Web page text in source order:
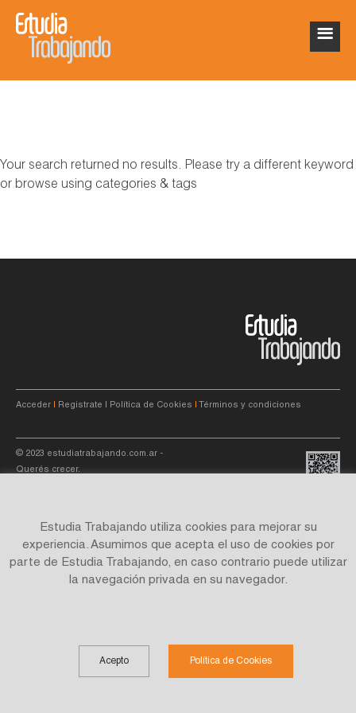
Your search returned no results. Please try a different keyword
or browse using categories & tags
Acceder Registrate Política de Cookies Términos y condiciones
© 2023 estudiatrabajando.com.ar -
Querés crecer.
Site by
Estudia Trabajando utiliza cookies para mejorar su
experiencia. Asumimos que acepta el uso de cookies por
parte de Estudia Trabajando, en caso contrario puede utilizar
la navegación privada en su navegador.
Acepto Política de Cookies